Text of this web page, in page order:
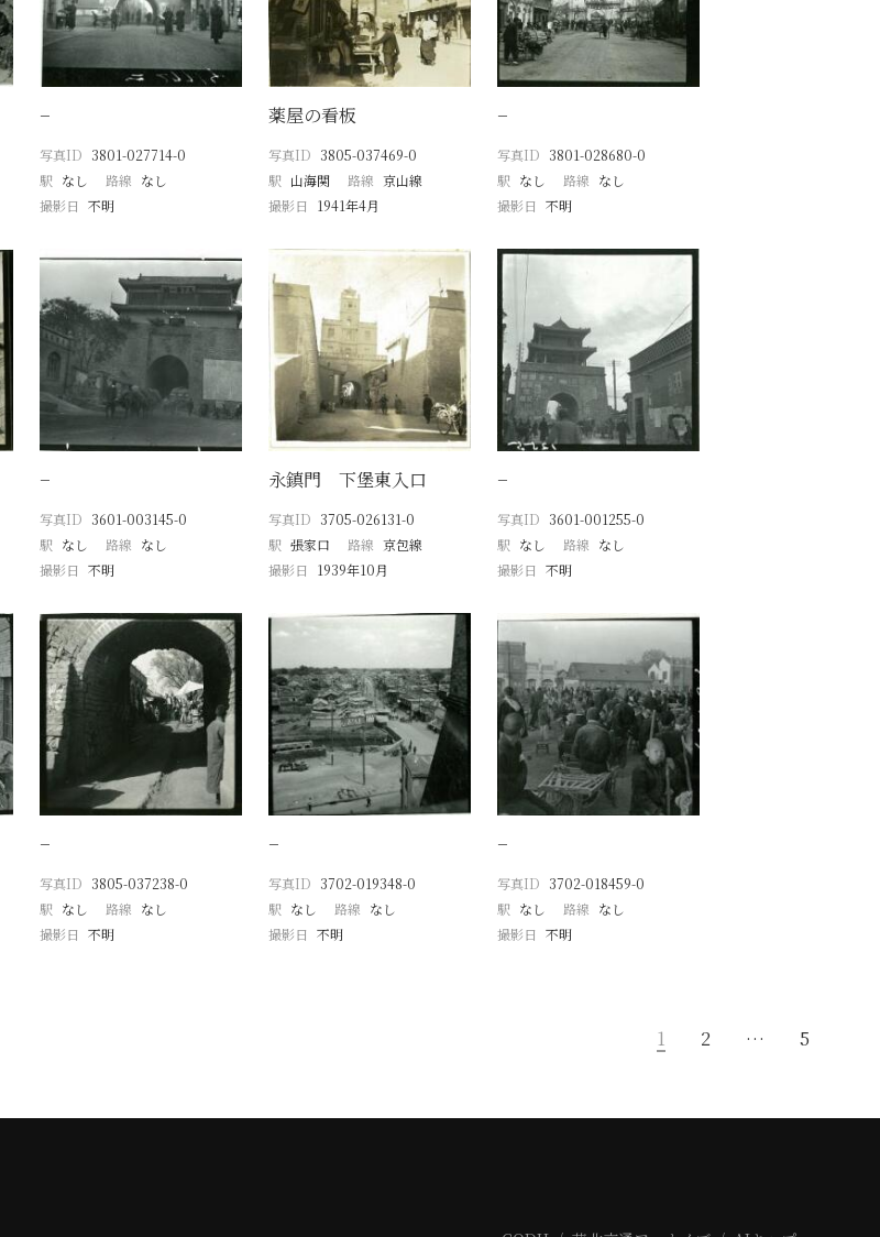
−
写真ID 3801-027714-0
駅 なし 路線 なし
撮影日 不明
薬屋の看板
写真ID 3805-037469-0
駅 山海関 路線 京山線
撮影日
1941年4月
−
写真ID 3801-028680-0
駅 なし 路線 なし
撮影日 不明
−
写真ID 3601-003145-0
駅 なし 路線 なし
撮影日 不明
永鎮門 下堡東入口
写真ID 3705-026131-0
駅 張家口 路線 京包線
撮影日
1939年10月
−
写真ID 3601-001255-0
駅 なし 路線 なし
撮影日 不明
−
写真ID 3805-037238-0
駅 なし 路線 なし
撮影日 不明
−
写真ID 3702-019348-0
駅 なし 路線 なし
撮影日 不明
−
写真ID 3702-018459-0
駅 なし 路線 なし
撮影日 不明
1 2 … 5